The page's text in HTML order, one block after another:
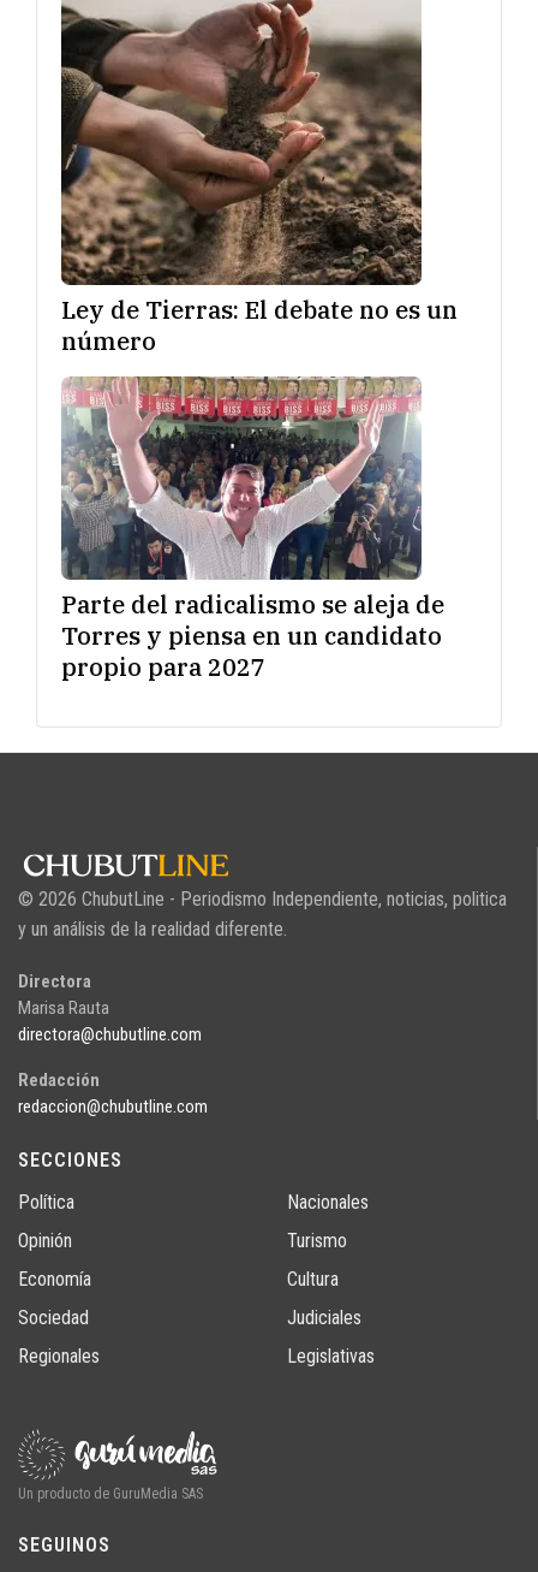
Ley de Tierras: El debate no es un
número
Parte del radicalismo se aleja de
Torres y piensa en un candidato
propio para 2027
© 2026 ChubutLine - Periodismo Independiente, noticias, politica
y un análisis de la realidad diferente.
Directora
Marisa Rauta
directora@chubutline.com
Redacción
redaccion@chubutline.com
SECCIONES
Política
Opinión
Economía
Sociedad
Regionales
Nacionales
Turismo
Cultura
Judiciales
Legislativas
Un producto de GuruMedia SAS
SEGUINOS